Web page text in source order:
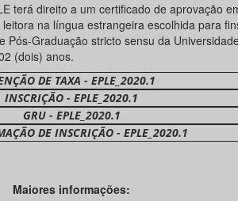
terá direito a um certificado de aprovação
na língua estrangeira escolhida para
Pós-Graduação stricto sensu da
(dois) anos.
DE TAXA - EPLE_2020.1
INSCRIÇÃO - EPLE_2020.1
GRU - EPLE_2020.1
DE INSCRIÇÃO - EPLE_2020.1
Maiores informações: